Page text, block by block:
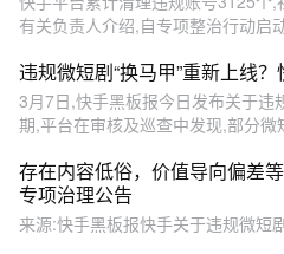
有关负责人介绍,自专项整治行动启
违规微短剧“换马甲”重新上线
3月7日,快手黑板报今日发布关于违
期,平台在审核及巡查中发现,部分微
存在内容低俗，价值导向偏差
专项治理公告
来源:快手黑板报快手关于违规微短